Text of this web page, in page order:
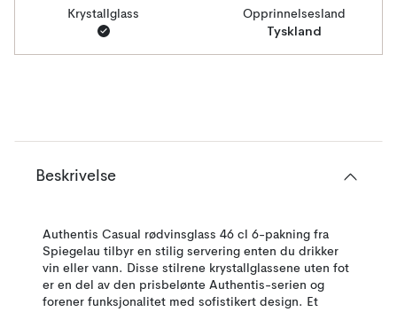
Krystallglass Opprinnelsesland
Tyskland
Beskrivelse
Authentis Casual rødvinsglass 46 cl 6-pakning fra
Spiegelau tilbyr en stilig servering enten du drikker
vin eller vann. Disse stilrene krystallglassene uten fot
er en del av den prisbelønte Authentis-serien og
forener funksjonalitet med sofistikert design. Et